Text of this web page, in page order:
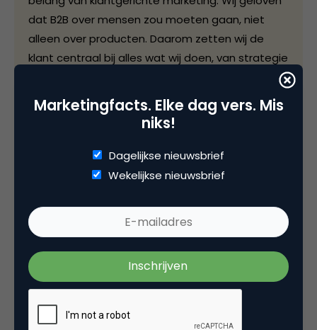
dat B2B over mensen zou moeten gaan, niet
alleen over producten. Daarom zetten wij de
klant centraal bij alles wat wij doen, van strategie
tot campagnes. En, we maken gebruik van data.
Wij zijn always-on. Verbinding tussen een merk en
een doelgroep leidt tot langdurig succes. En als
betekenis te geven aan data, helpen wij
ambitieuze B2B-merken om hun prospects en
Categorie
Commerce
Marketingfacts. Elke dag vers. Mis
niks!
Dagelijkse nieuwsbrief
Wekelijkse nieuwsbrief